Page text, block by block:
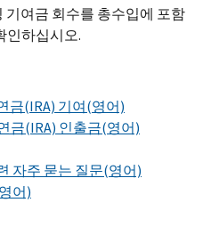
기여금 회수를 총수입에 포함
인하십시오.
금(IRA) 기여(영어)
금(IRA) 인출금(영어)
자주 묻는 질문(영어)
어)